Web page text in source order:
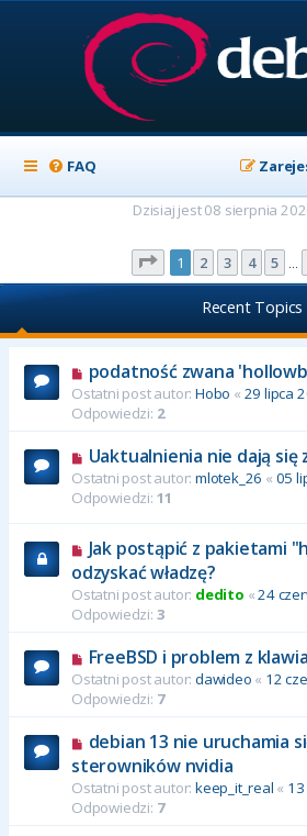
FAQ
Dzisiaj jest 08 sierpnia
Strona z100
1 2 3 4 5
Recent Topics
podatność zwana
Ostatni post autor: Hobo « 29 lipca
Odpowiedzi: 2
Uaktualnienia nie dają się
Ostatni post autor: mlotek_26 « 05
Odpowiedzi: 11
Jak postąpić z pakietami
odzyskać władzę?
Ostatni post autor: dedito «24
Odpowiedzi: 3
FreeBSD i problem z
Ostatni post autor: dawideo « 12
Odpowiedzi: 7
debian 13 nie uruchamia
sterowników nvidia
Ostatni post autor: keep_it_real «
Odpowiedzi: 7